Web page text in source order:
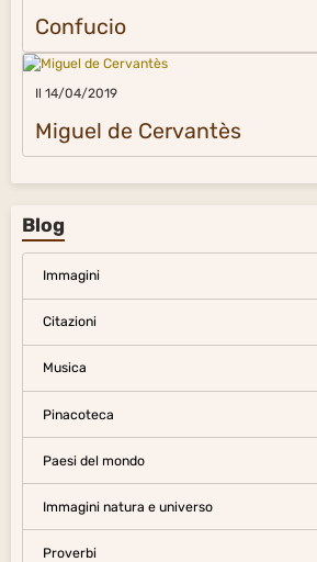
Confucio
Il 14/04/2019
Miguel de Cervantès
Blog
Immagini
Citazioni
Musica
Pinacoteca
Paesi del mondo
Immagini natura e universo
Proverbi